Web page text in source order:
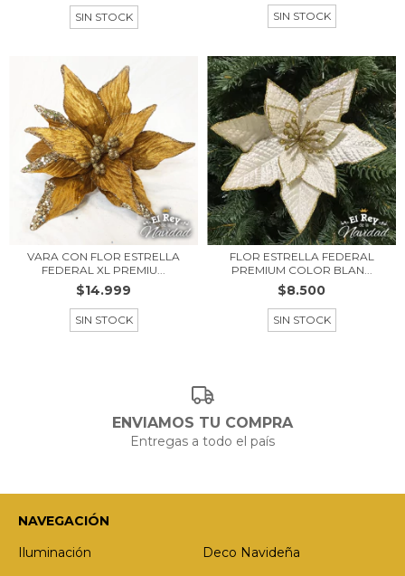
SIN STOCK SIN STOCK
VARA CON FLOR ESTRELLA
FEDERAL XL PREMIU...
$14.999
SIN STOCK
FLOR ESTRELLA FEDERAL
PREMIUM COLOR BLAN...
$8.500
SIN STOCK
ENVIAMOS TU COMPRA
Entregas a todo el país
NAVEGACIÓN
Iluminación
Deco Navideña